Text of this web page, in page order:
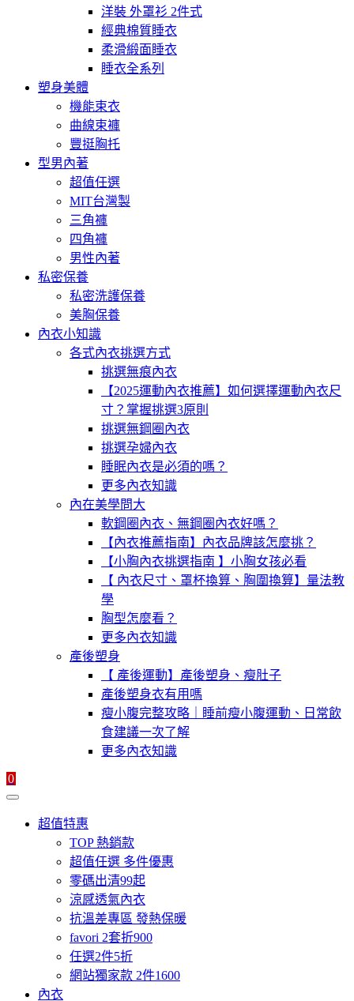
洋裝 外罩衫 2件式
經典棉質睡衣
柔滑緞面睡衣
睡衣全系列
塑身美體
機能束衣
曲線束褲
豐挺胸托
型男內著
超值任選
MIT台灣製
三角褲
四角褲
男性內著
私密保養
私密洗護保養
美胸保養
內衣小知識
各式內衣挑選方式
挑選無痕內衣
【2025運動內衣推薦】如何選擇運動內衣尺
寸？掌握挑選3原則
挑選無鋼圈內衣
挑選孕婦內衣
睡眠內衣是必須的嗎？
更多內衣知識
內在美學問大
軟鋼圈內衣、無鋼圈內衣好嗎？
【內衣推薦指南】內衣品牌該怎麼挑？
【小胸內衣挑選指南 】小胸女孩必看
【 內衣尺寸、罩杯換算、胸圍換算】量法教
學
胸型怎麼看？
更多內衣知識
產後塑身
【 產後運動】產後塑身、瘦肚子
產後塑身衣有用嗎
瘦小腹完整攻略｜睡前瘦小腹運動、日常飲
食建議一次了解
更多內衣知識
0
超值特惠
TOP 熱銷款
超值任選 多件優惠
零碼出清99起
涼感透氣內衣
抗溫差專區 發熱保暖
favori 2套折900
任選2件5折
網站獨家款 2件1600
內衣